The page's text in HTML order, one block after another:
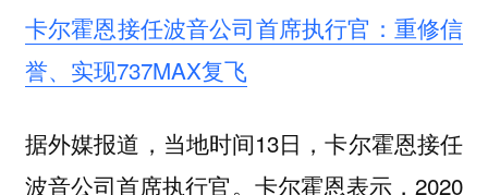
卡尔霍恩接任波音公司首席执行官：重修信
誉、实现737MAX复飞
据外媒报道，当地时间13日，卡尔霍恩接任
波音公司首席执行官。卡尔霍恩表示，2020